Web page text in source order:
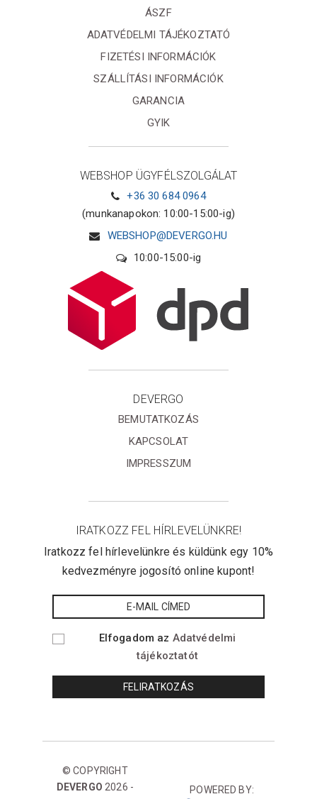
ÁSZF
ADATVÉDELMI TÁJÉKOZTATÓ
FIZETÉSI INFORMÁCIÓK
SZÁLLÍTÁSI INFORMÁCIÓK
GARANCIA
GYIK
WEBSHOP ÜGYFÉLSZOLGÁLAT
+36 30 684 0964
(munkanapokon: 10:00-15:00-ig)
WEBSHOP@DEVERGO.HU
10:00-15:00-ig
DEVERGO
BEMUTATKOZÁS
KAPCSOLAT
IMPRESSZUM
IRATKOZZ FEL HÍRLEVELÜNKRE!
Iratkozz fel hírlevelünkre és küldünk egy 10%
kedvezményre jogosító online kupont!
Elfogadom az Adatvédelmi
tájékoztatót
© COPYRIGHT
DEVERGO 2026 -
POWERED BY: